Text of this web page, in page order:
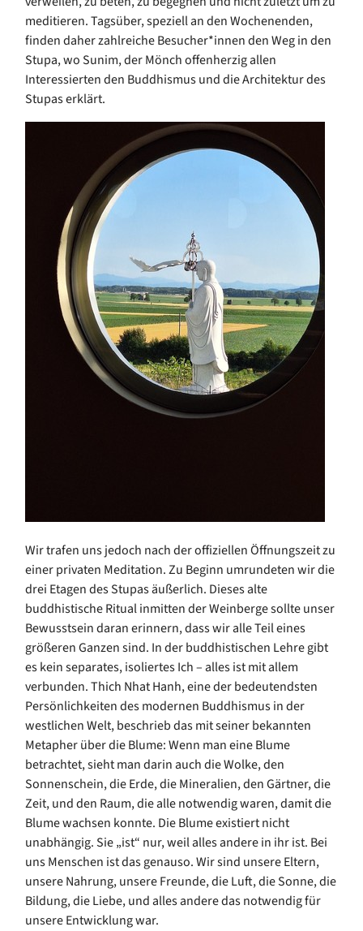
meditieren. Tagsüber, speziell an den Wochenenden,
finden daher zahlreiche Besucher*innen den Weg in den
Stupa, wo Sunim, der Mönch offenherzig allen
Interessierten den Buddhismus und die Architektur des
Stupas erklärt.
Wir trafen uns jedoch nach der offiziellen Öffnungszeit zu
einer privaten Meditation. Zu Beginn umrundeten wir die
drei Etagen des Stupas äußerlich. Dieses alte
buddhistische Ritual inmitten der Weinberge sollte unser
Bewusstsein daran erinnern, dass wir alle Teil eines
größeren Ganzen sind. In der buddhistischen Lehre gibt
es kein separates, isoliertes Ich – alles ist mit allem
verbunden. Thich Nhat Hanh, eine der bedeutendsten
Persönlichkeiten des modernen Buddhismus in der
westlichen Welt, beschrieb das mit seiner bekannten
Metapher über die Blume: Wenn man eine Blume
betrachtet, sieht man darin auch die Wolke, den
Sonnenschein, die Erde, die Mineralien, den Gärtner, die
Zeit, und den Raum, die alle notwendig waren, damit die
Blume wachsen konnte. Die Blume existiert nicht
unabhängig. Sie „ist“ nur, weil alles andere in ihr ist. Bei
uns Menschen ist das genauso. Wir sind unsere Eltern,
unsere Nahrung, unsere Freunde, die Luft, die Sonne, die
Bildung, die Liebe, und alles andere das notwendig für
unsere Entwicklung war.